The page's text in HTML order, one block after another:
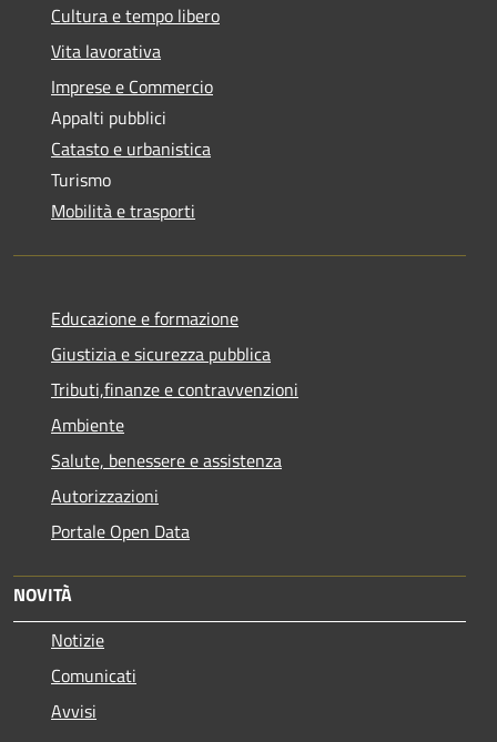
Cultura e tempo libero
Vita lavorativa
Imprese e Commercio
Appalti pubblici
Catasto e urbanistica
Turismo
Mobilità e trasporti
Educazione e formazione
Giustizia e sicurezza pubblica
Tributi,finanze e contravvenzioni
Ambiente
Salute, benessere e assistenza
Autorizzazioni
Portale Open Data
NOVITÀ
Notizie
Comunicati
Avvisi